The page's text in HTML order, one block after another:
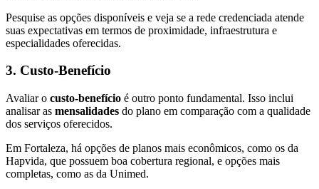
Pesquise as opções disponíveis e veja se a rede credenciada atende
suas expectativas em termos de proximidade, infraestrutura e
especialidades oferecidas.
3. Custo-Benefício
Avaliar o custo-benefício é outro ponto fundamental. Isso inclui
analisar as mensalidades do plano em comparação com a qualidade
dos serviços oferecidos.
Em Fortaleza, há opções de planos mais econômicos, como os da
Hapvida, que possuem boa cobertura regional, e opções mais
completas, como as da Unimed.